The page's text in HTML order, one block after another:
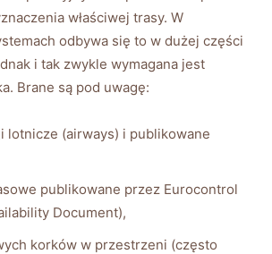
właściwej trasy. W
odbywa się to w dużej części
i tak zwykle wymagana jest
Brane są pod uwagę:
lotnicze (airways) i publikowane
publikowane przez Eurocontrol
Document),
korków w przestrzeni (często